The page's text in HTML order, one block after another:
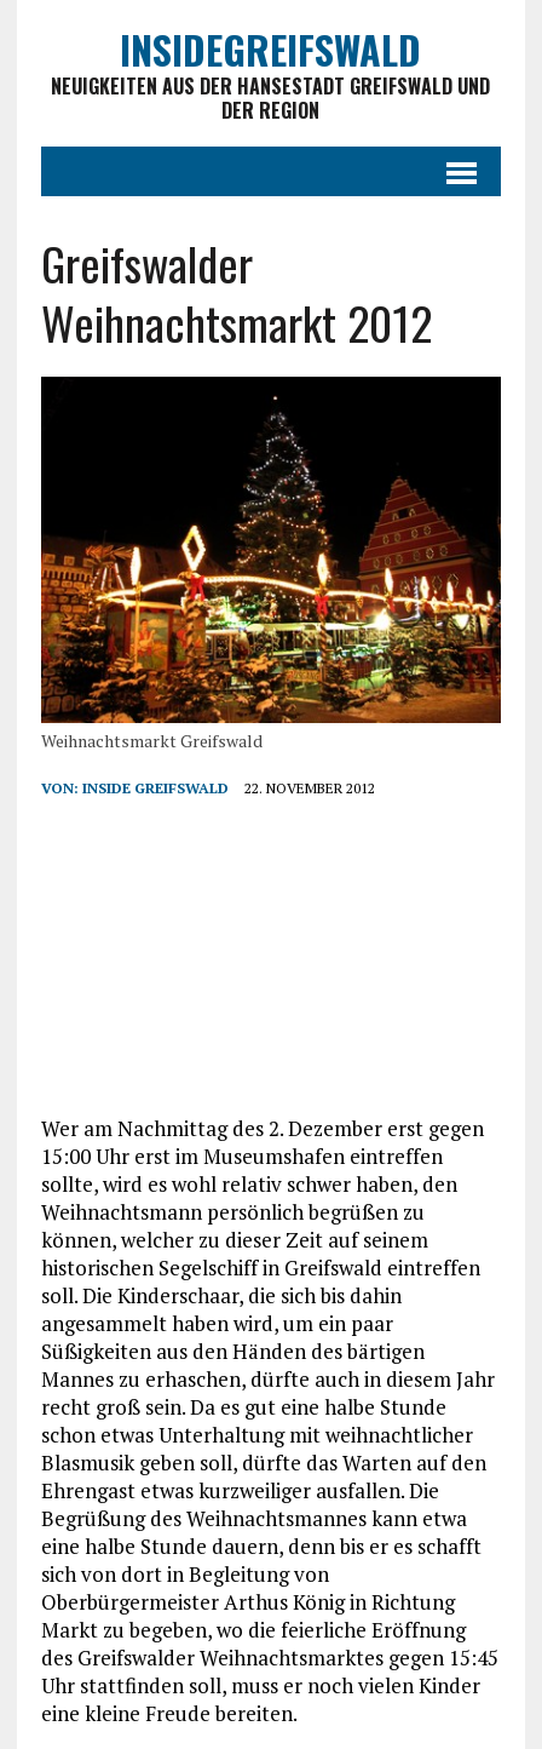
INSIDEGREIFSWALD
NEUIGKEITEN AUS DER HANSESTADT GREIFSWALD UND
DER REGION
Greifswalder
Weihnachtsmarkt 2012
Weihnachtsmarkt Greifswald
VON: INSIDE GREIFSWALD 22. NOVEMBER 2012
Wer am Nachmittag des 2. Dezember erst gegen
15:00 Uhr erst im Museumshafen eintreffen
sollte, wird es wohl relativ schwer haben, den
Weihnachtsmann persönlich begrüßen zu
können, welcher zu dieser Zeit auf seinem
historischen Segelschiff in Greifswald eintreffen
soll. Die Kinderschaar, die sich bis dahin
angesammelt haben wird, um ein paar
Süßigkeiten aus den Händen des bärtigen
Mannes zu erhaschen, dürfte auch in diesem Jahr
recht groß sein. Da es gut eine halbe Stunde
schon etwas Unterhaltung mit weihnachtlicher
Blasmusik geben soll, dürfte das Warten auf den
Ehrengast etwas kurzweiliger ausfallen. Die
Begrüßung des Weihnachtsmannes kann etwa
eine halbe Stunde dauern, denn bis er es schafft
sich von dort in Begleitung von
Oberbürgermeister Arthus König in Richtung
Markt zu begeben, wo die feierliche Eröffnung
des Greifswalder Weihnachtsmarktes gegen 15:45
Uhr stattfinden soll, muss er noch vielen Kinder
eine kleine Freude bereiten.